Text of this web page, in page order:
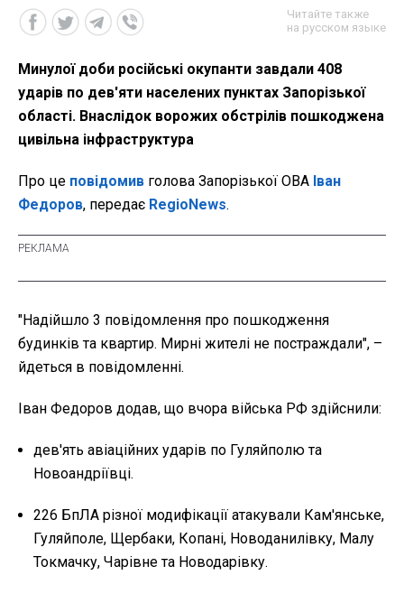
Читайте также
на русском языке
Минулої доби російські окупанти завдали 408
ударів по дев'яти населених пунктах Запорізької
області. Внаслідок ворожих обстрілів пошкоджена
цивільна інфраструктура
Про це повідомив голова Запорізької ОВА Іван
Федоров, передає RegioNews.
"Надійшло 3 повідомлення про пошкодження
будинків та квартир. Мирні жителі не постраждали", –
йдеться в повідомленні.
Іван Федоров додав, що вчора війська РФ здійснили:
дев'ять авіаційних ударів по Гуляйполю та
Новоандріївці.
226 БпЛА різної модифікації атакували Кам'янське,
Гуляйполе, Щербаки, Копані, Новоданилівку, Малу
Токмачку, Чарівне та Новодарівку.